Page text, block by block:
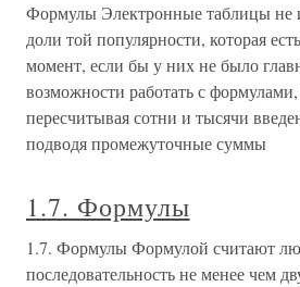
Формулы Электронные таблицы не
доли той популярности, которая
момент, если бы у них не было
возможности работать с
пересчитывая сотни и тысячи
подводя промежуточные суммы
1.7. Формулы
1.7. Формулы Формулой считают
последовательность не менее чем